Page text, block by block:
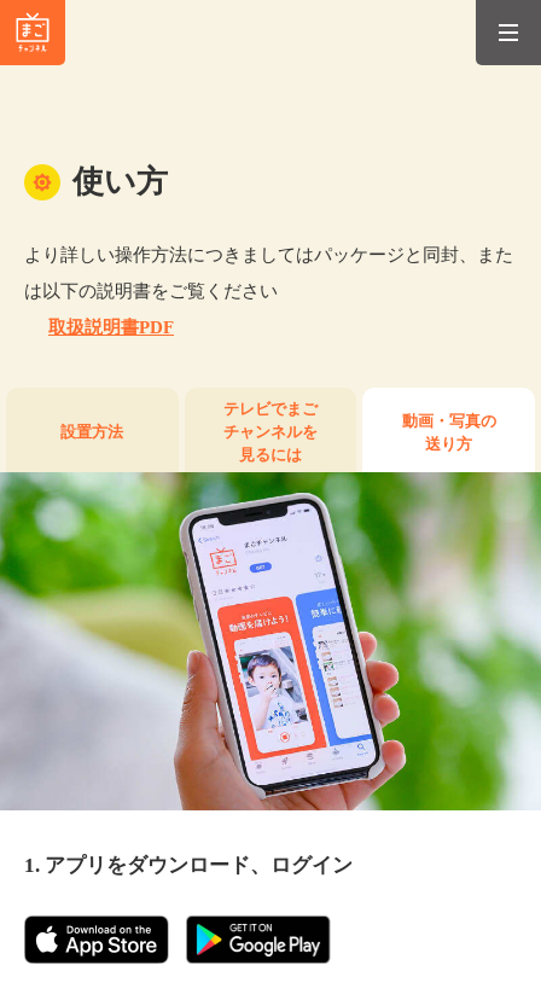
使い方
より詳しい操作方法につきましてはパッケージと同封、また
は以下の説明書をご覧ください
取扱説明書PDF
設置方法
テレビでまご
チャンネルを
見るには
動画・写真の
送り方
1. アプリをダウンロード、ログイン